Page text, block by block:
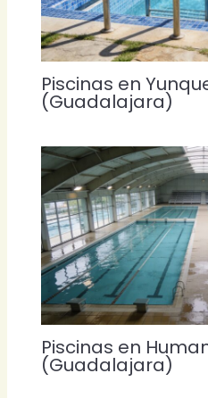
Piscinas en
(Guadalajara)
Piscinas en
(Guadalajara)